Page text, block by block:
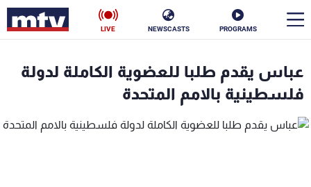
PROGRAMS
NEWSCASTS
LIVE
عباس يقدم طلبا للعضوية الكاملة لدولة
فلسطينية بالامم المتحدة
الأخبار
سياسة ناس